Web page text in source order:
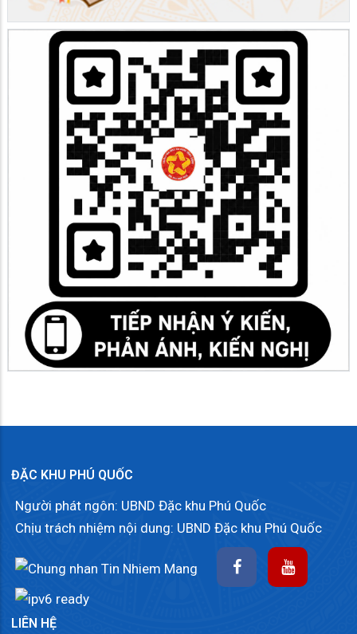
ĐẶC KHU PHÚ QUỐC
Người phát ngôn: UBND Đặc khu Phú Quốc
Chịu trách nhiệm nội dung: UBND Đặc khu Phú Quốc
LIÊN HỆ